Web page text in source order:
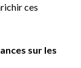
ces
sur les